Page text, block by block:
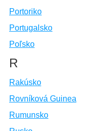
Portoriko
Portugalsko
Poľsko
R
Rakúsko
Rovníková Guinea
Rumunsko